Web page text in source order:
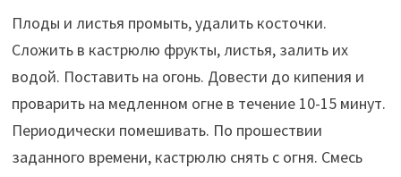
Плоды и листья промыть, удалить косточки.
Сложить в кастрюлю фрукты, листья, залить их
водой. Поставить на огонь. Довести до кипения и
проварить на медленном огне в течение 10-15 минут.
Периодически помешивать. По прошествии
заданного времени, кастрюлю снять с огня. Смесь